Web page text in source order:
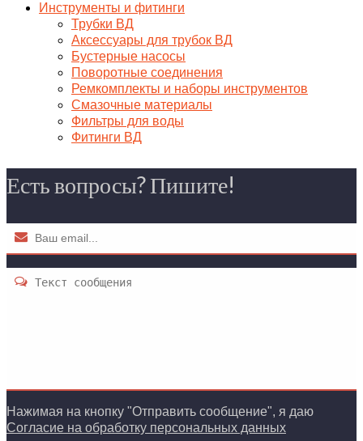
Инструменты и фитинги
Трубки ВД
Аксессуары для трубок ВД
Бустерные насосы
Поворотные соединения
Ремкомплекты и наборы инструментов
Смазочные материалы
Фильтры для воды
Фитинги ВД
Есть вопросы? Пишите!
Нажимая на кнопку "Отправить сообщение", я даю
Согласие на обработку персональных данных